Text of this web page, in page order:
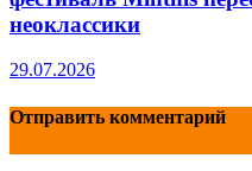
неоклассики
29.07.2026
Отправить комментарий